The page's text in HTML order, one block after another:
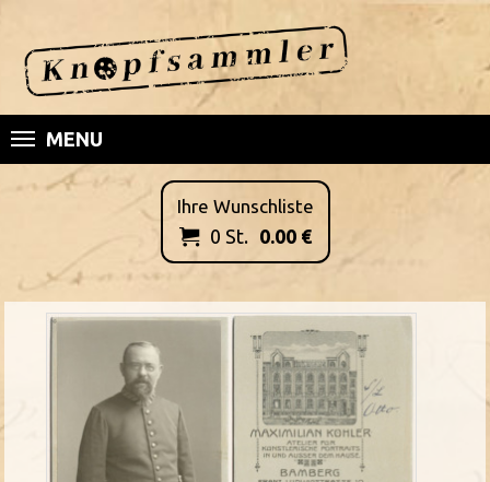
MENU
Ihre Wunschliste
 0 St. 0.00€